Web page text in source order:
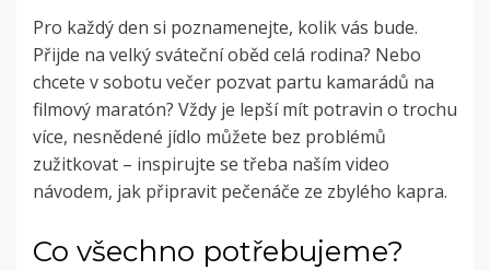
Pro každý den si poznamenejte, kolik vás bude.
Přijde na velký sváteční oběd celá rodina? Nebo
chcete v sobotu večer pozvat partu kamarádů na
filmový maratón? Vždy je lepší mít potravin o trochu
více, nesnědené jídlo můžete bez problémů
zužitkovat – inspirujte se třeba naším video
návodem, jak připravit pečenáče ze zbylého kapra.
Co všechno potřebujeme?